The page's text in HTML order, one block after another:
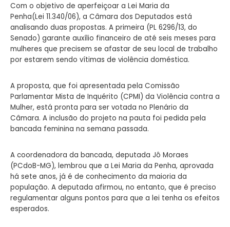
Com o objetivo de aperfeiçoar a Lei Maria da
Penha(Lei 11.340/06), a Câmara dos Deputados está
analisando duas propostas. A primeira (PL 6296/13, do
Senado) garante auxílio financeiro de até seis meses para
mulheres que precisem se afastar de seu local de trabalho
por estarem sendo vítimas de violência doméstica.
A proposta, que foi apresentada pela Comissão
Parlamentar Mista de Inquérito (CPMI) da Violência contra a
Mulher, está pronta para ser votada no Plenário da
Câmara. A inclusão do projeto na pauta foi pedida pela
bancada feminina na semana passada.
A coordenadora da bancada, deputada Jô Moraes
(PCdoB-MG), lembrou que a Lei Maria da Penha, aprovada
há sete anos, já é de conhecimento da maioria da
população. A deputada afirmou, no entanto, que é preciso
regulamentar alguns pontos para que a lei tenha os efeitos
esperados.